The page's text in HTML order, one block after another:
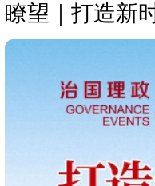
瞭望｜打造新